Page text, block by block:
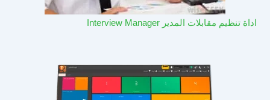
اداة تنظيم مقابلات المدير Interview Manager